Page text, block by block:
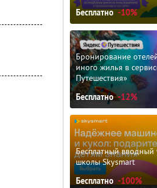
Бесплатно -10%
Бронирование
иного жилья в
Путешествия»
Бесплатно -12%
Бесплатный
школы Skysmart
Бесплатно -100%